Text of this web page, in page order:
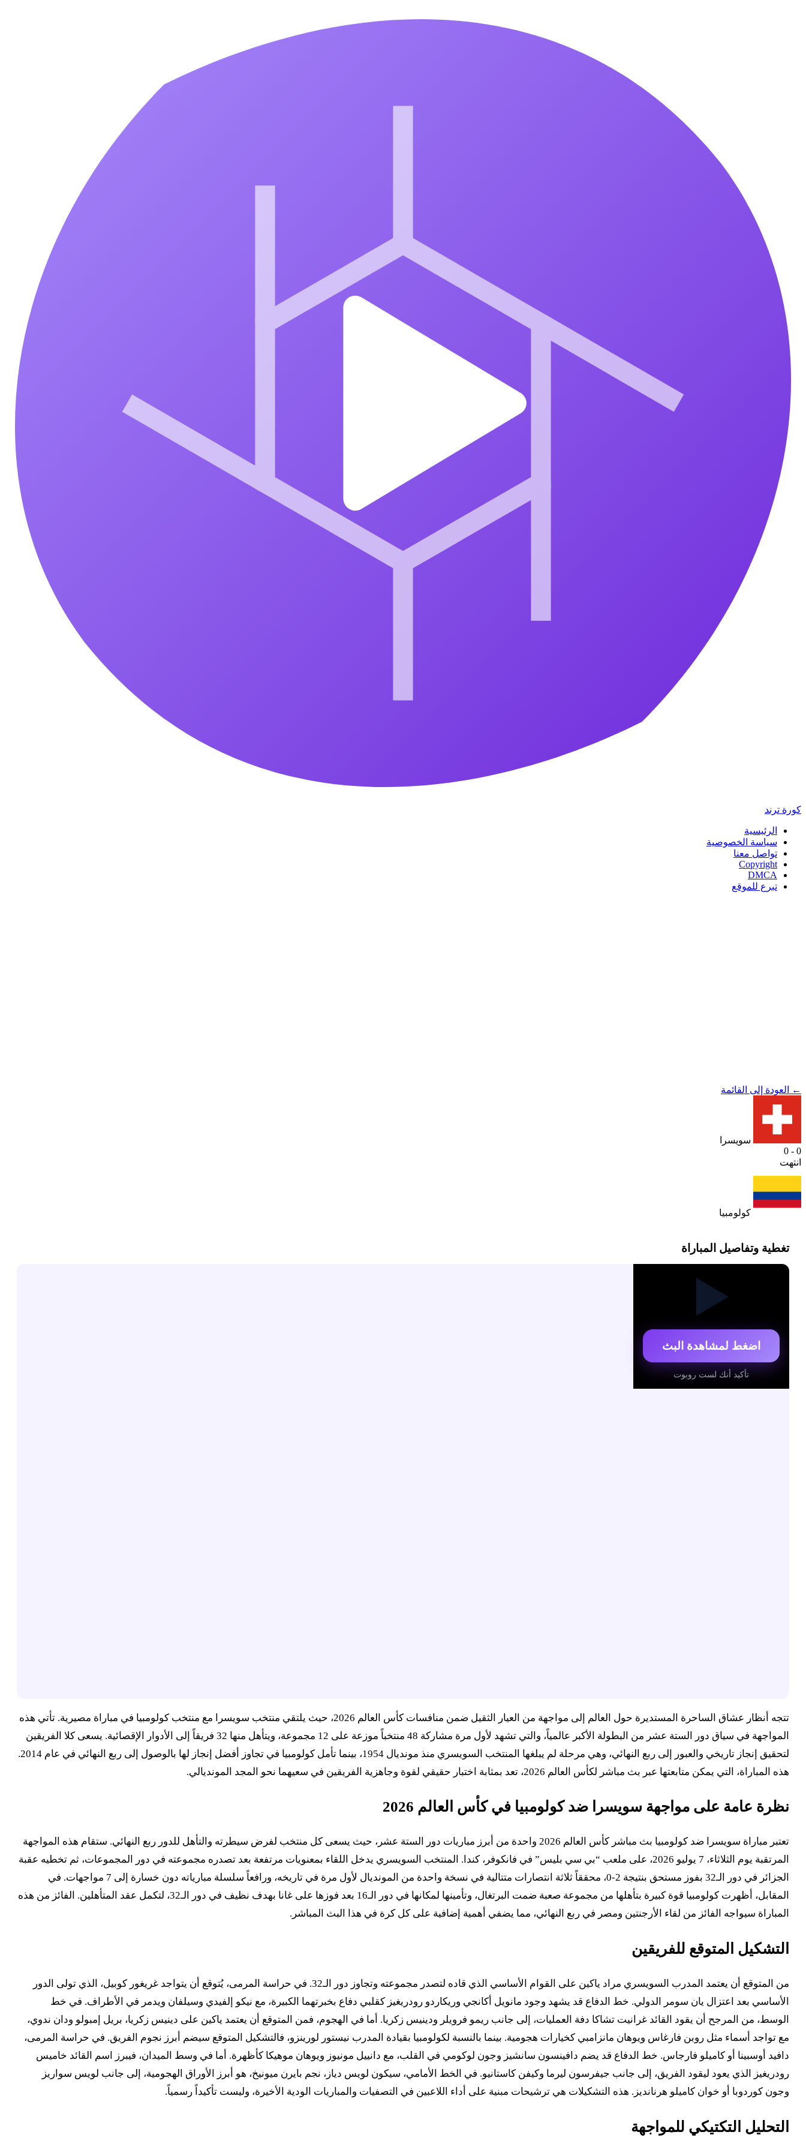
كورة ترند
الرئيسية
سياسة الخصوصية
تواصل معنا
Copyright
DMCA
تبرع للموقع
← العودة إلى القائمة
سويسرا
0 - 0
انتهت
كولومبيا
تغطية وتفاصيل المباراة
تتجه أنظار عشاق الساحرة المستديرة حول العالم إلى مواجهة من العيار الثقيل ضمن منافسات كأس العالم 2026، حيث يلتقي منتخب سويسرا مع منتخب كولومبيا في مباراة مصيرية. تأتي هذه
المواجهة في سياق دور الستة عشر من البطولة الأكبر عالمياً، والتي تشهد لأول مرة مشاركة 48 منتخباً موزعة على 12 مجموعة، ويتأهل منها 32 فريقاً إلى الأدوار الإقصائية. يسعى كلا الفريقين
لتحقيق إنجاز تاريخي والعبور إلى ربع النهائي، وهي مرحلة لم يبلغها المنتخب السويسري منذ مونديال 1954، بينما تأمل كولومبيا في تجاوز أفضل إنجاز لها بالوصول إلى ربع النهائي في عام 2014.
هذه المباراة، التي يمكن متابعتها عبر بث مباشر لكأس العالم 2026، تعد بمثابة اختبار حقيقي لقوة وجاهزية الفريقين في سعيهما نحو المجد المونديالي.
نظرة عامة على مواجهة سويسرا ضد كولومبيا في كأس العالم 2026
تعتبر مباراة سويسرا ضد كولومبيا بث مباشر كأس العالم 2026 واحدة من أبرز مباريات دور الستة عشر، حيث يسعى كل منتخب لفرض سيطرته والتأهل للدور ربع النهائي. ستقام هذه المواجهة
المرتقبة يوم الثلاثاء، 7 يوليو 2026، على ملعب “بي سي بليس” في فانكوفر، كندا. المنتخب السويسري يدخل اللقاء بمعنويات مرتفعة بعد تصدره مجموعته في دور المجموعات، ثم تخطيه عقبة
الجزائر في دور الـ32 بفوز مستحق بنتيجة 2-0، محققاً ثلاثة انتصارات متتالية في نسخة واحدة من المونديال لأول مرة في تاريخه، ورافعاً سلسلة مبارياته دون خسارة إلى 7 مواجهات. في
المقابل، أظهرت كولومبيا قوة كبيرة بتأهلها من مجموعة صعبة ضمت البرتغال، وتأمينها لمكانها في دور الـ16 بعد فوزها على غانا بهدف نظيف في دور الـ32، لتكمل عقد المتأهلين. الفائز من هذه
المباراة سيواجه الفائز من لقاء الأرجنتين ومصر في ربع النهائي، مما يضفي أهمية إضافية على كل كرة في هذا البث المباشر.
التشكيل المتوقع للفريقين
من المتوقع أن يعتمد المدرب السويسري مراد ياكين على القوام الأساسي الذي قاده لتصدر مجموعته وتجاوز دور الـ32. في حراسة المرمى، يُتوقع أن يتواجد غريغور كوبيل، الذي تولى الدور
الأساسي بعد اعتزال يان سومر الدولي. خط الدفاع قد يشهد وجود مانويل أكانجي وريكاردو رودريغيز كقلبي دفاع بخبرتهما الكبيرة، مع نيكو إلفيدي وسيلفان ويدمر في الأطراف. في خط
الوسط، من المرجح أن يقود القائد غرانيت تشاكا دفة العمليات، إلى جانب ريمو فرويلر ودينيس زكريا. أما في الهجوم، فمن المتوقع أن يعتمد ياكين على دينيس زكريا، بريل إمبولو ودان ندوي،
مع تواجد أسماء مثل روبن فارغاس ويوهان مانزامبي كخيارات هجومية. بينما بالنسبة لكولومبيا بقيادة المدرب نيستور لورينزو، فالتشكيل المتوقع سيضم أبرز نجوم الفريق. في حراسة المرمى،
دافيد أوسبينا أو كاميلو فارجاس. خط الدفاع قد يضم دافينسون سانشيز وجون لوكومي في القلب، مع دانييل مونيوز ويوهان موهيكا كأظهرة. أما في وسط الميدان، فيبرز اسم القائد خاميس
رودريغيز الذي يعود ليقود الفريق، إلى جانب جيفرسون ليرما وكيفن كاستانيو. في الخط الأمامي، سيكون لويس دياز، نجم بايرن ميونيخ، هو أبرز الأوراق الهجومية، إلى جانب لويس سواريز
وجون كوردوبا أو خوان كاميلو هرنانديز. هذه التشكيلات هي ترشيحات مبنية على أداء اللاعبين في التصفيات والمباريات الودية الأخيرة، وليست تأكيداً رسمياً.
التحليل التكتيكي للمواجهة